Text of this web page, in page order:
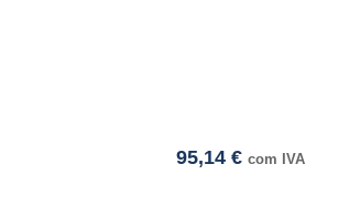
95,14 € com IVA